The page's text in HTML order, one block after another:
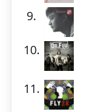
9.
10.
11.